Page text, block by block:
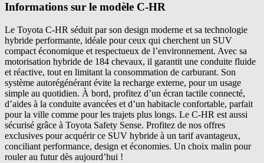
Informations sur le modèle C-HR
Le Toyota C-HR séduit par son design moderne et sa technologie
hybride performante, idéale pour ceux qui cherchent un SUV
compact économique et respectueux de l’environnement. Avec sa
motorisation hybride de 184 chevaux, il garantit une conduite fluide
et réactive, tout en limitant la consommation de carburant. Son
système autorégénérant évite la recharge externe, pour un usage
simple au quotidien. À bord, profitez d’un écran tactile connecté,
d’aides à la conduite avancées et d’un habitacle confortable, parfait
pour la ville comme pour les trajets plus longs. Le C-HR est aussi
sécurisé grâce à Toyota Safety Sense. Profitez de nos offres
exclusives pour acquérir ce SUV hybride à un tarif avantageux,
conciliant performance, design et économies. Un choix malin pour
rouler au futur dès aujourd’hui !